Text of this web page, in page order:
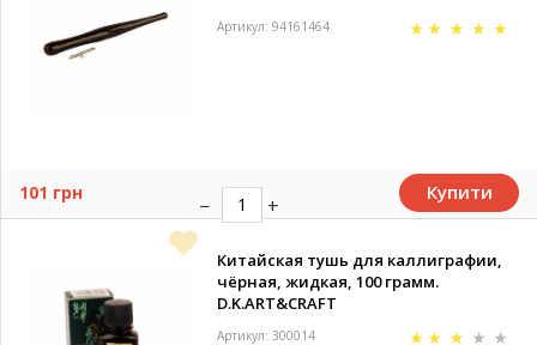
Артикул: 94161464
101 грн Купити
Китайская тушь для каллиграфии,
чёрная, жидкая, 100 грамм.
D.K.ART&CRAFT
Артикул: 300014